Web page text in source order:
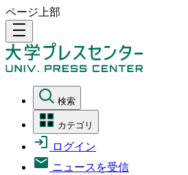
ページ上部
density_medium
検索
カテゴリ
ログイン
ニュースを受信